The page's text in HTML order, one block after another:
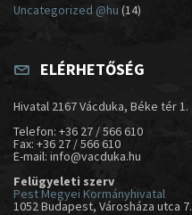
Uncategorized @hu (14)
ELÉRHETŐSÉG
Hivatal 2167 Vácduka, Béke tér 1.
Telefon: +36 27 / 566 610
Fax: +36 27 / 566 610
E-mail: info@vacduka.hu
Felügyeleti szerv
Pest Megyei Kormányhivatal
1052 Budapest, Városháza utca 7.